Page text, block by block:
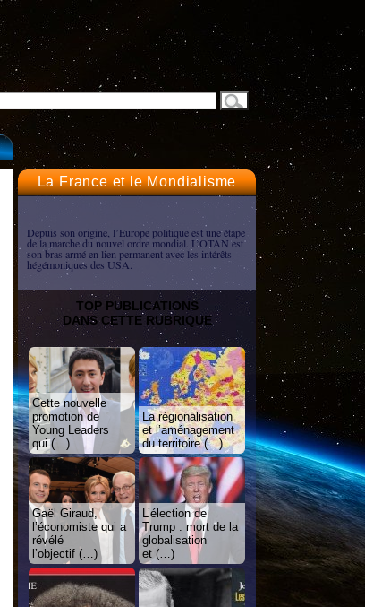
La France et le Mondialisme
Depuis son origine, l’Europe politique est une étape
de la marche du nouvel ordre mondial. L’OTAN est
son bras armé en lien permanent avec les intérêts
hégémoniques des USA.
TOP PUBLICATIONS
DANS CETTE RUBRIQUE
Cette nouvelle
promotion de
Young Leaders
qui (…)
La régionalisation
et l’aménagement
du territoire (…)
Gaël Giraud,
l’économiste qui a
révélé
l’objectif (…)
L’élection de
Trump : mort de la
globalisation
et (…)